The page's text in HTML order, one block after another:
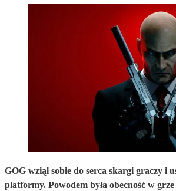
GOG wziął sobie do serca skargi graczy i
platformy. Powodem była obecność w